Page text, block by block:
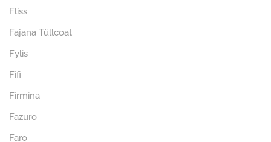
Fliss
Fajana Tüllcoat
Fylis
Fifi
Firmina
Fazuro
Faro